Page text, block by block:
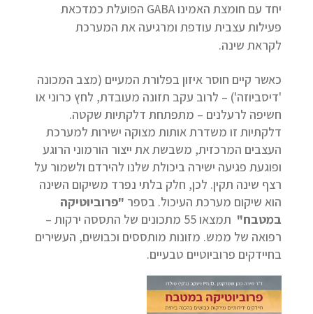
יחד עם חומצת האמינו GABA הפועלת כמדכאת
פעילות עצבית עודפת ומרגיעה את המערכת
לקראת שינה.
כאשר קיים חוסר איזון בפלורת המעיים (מצב המכונה
'דיסביוזה') – לרוב עקב תזונה מעובדת, לחץ כרוני או
חשיפה לרעלנים – מתפתחת דלקתיות שקטה.
דלקתיות זו משדרת אותות מצוקה ישירות למערכת
העצבים המרכזית, משבשת את ייצור הורמוני הרוגע
ופוגעת פגיעה ישירה ביכולת שלנו להירדם ולשמור על
רצף שינה תקין. לכן, חלק בלתי נפרד משיקום השינה
הוא שיקום מערכת העיכול. בספר "פרוביוטיקה
במטבח"
תמצאו 55 מתכונים של התססה ירקות –
רפואה של ממש. מזונות מותססים וכבושים, העשירים
בחיידקים פרוביוטיים טבעיים.